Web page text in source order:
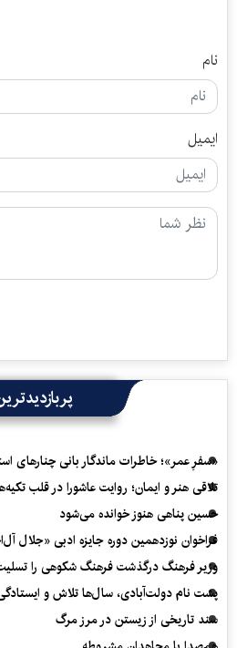
نام
ایمیل
«سفرِ عمر»؛ خاطرات ماندگار بانی چنارهای
تلاقی هنر و ایمان؛ روایت عاشورا در قلب
حسین پناهی هنوز خوانده می‌شود
فراخوان نوزدهمین دوره جایزه ادبی «جلال
وزیر فرهنگ درگذشت فرهنگ شکوهی را
پشت نام دولت‌آبادی، سال‌ها تلاش و
سند تاریخی از زیستن در مرز مرگ